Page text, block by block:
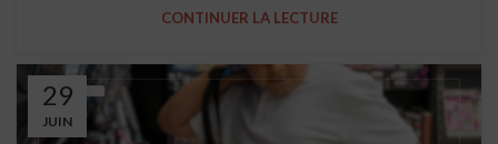
CONTINUER LA LECTURE
29
JUIN